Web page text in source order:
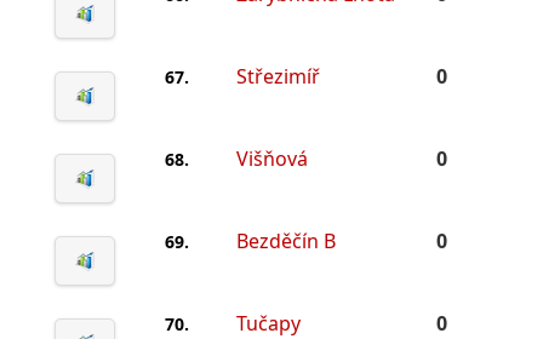
67. Střezimíř 0
68. Višňová 0
69. Bezděčín B 0
70. Tučapy 0